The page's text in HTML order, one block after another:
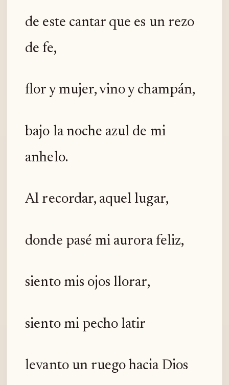
de este cantar que es un rezo
de fe,
flor y mujer, vino y champán,
bajo la noche azul de mi
anhelo.
Al recordar, aquel lugar,
donde pasé mi aurora feliz,
siento mis ojos llorar,
siento mi pecho latir
levanto un ruego hacia Dios